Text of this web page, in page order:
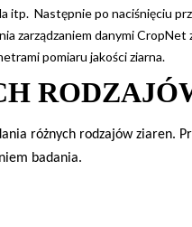
itp. Następnie po naciśnięciu
zarządzaniem danymi
pomiaru jakości ziarna.
RODZAJÓ
różnych rodzajów ziaren.
badania.